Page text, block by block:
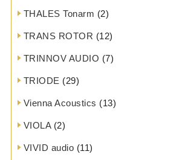
THALES Tonarm (2)
TRANS ROTOR (12)
TRINNOV AUDIO (7)
TRIODE (29)
Vienna Acoustics (13)
VIOLA(2)
VIVID audio (11)